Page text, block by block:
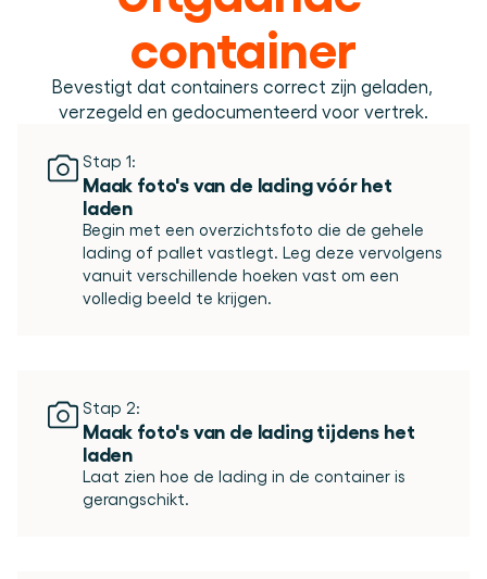
Wie we zijn
Het team achter het Material Handling Platform.
Werken bij Cargosnap
Bouw mee aan de toekomst van material handling.
Klantverhalen
Cargosnap.
Contact
Heb je een vraag? We helpen je graag verder.
Referralprogramma
Help je netwerk slimmer werken én word beloond.
Integraties
Koppel Cargosnap aan je bestaande logistieke
systemen.
Evenementen die we bezoeken en sessies die we
organiseren. Online én op locatie.
Checklists
Gratis checklists waarmee je vandaag nog aan de
slag kunt.
container
Bevestigt dat containers correct zijn geladen,
verzegeld en gedocumenteerd voor vertrek.
Stap 1:
Maak foto's van de lading vóór het
laden
Begin met een overzichtsfoto die de gehele
lading of pallet vastlegt. Leg deze vervolgens
vanuit verschillende hoeken vast om een
Stap 2:
Maak foto's van de lading tijdens het
laden
Laat zien hoe de lading in de container is